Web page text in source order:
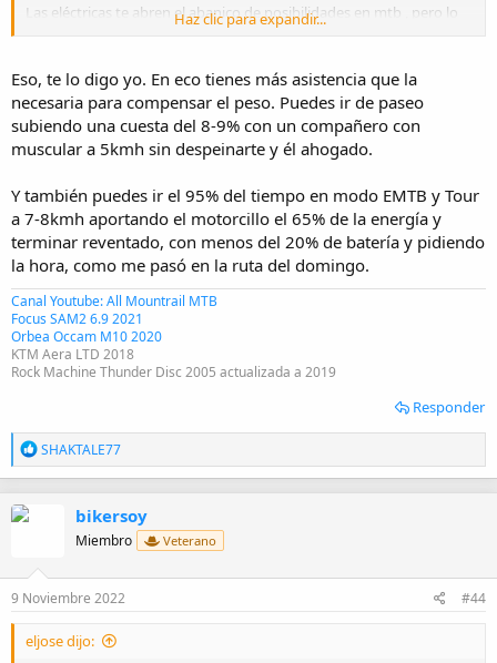
Las eléctricas te abren el abanico de posibilidades en mtb , pero lo
del mismo ejercicio yo tampoco lo compro.
Haz clic para expandir...
Eso, te lo digo yo. En eco tienes más asistencia que la
necesaria para compensar el peso. Puedes ir de paseo
subiendo una cuesta del 8-9% con un compañero con
muscular a 5kmh sin despeinarte y él ahogado.
Y también puedes ir el 95% del tiempo en modo EMTB y Tour
a 7-8kmh aportando el motorcillo el 65% de la energía y
terminar reventado, con menos del 20% de batería y pidiendo
la hora, como me pasó en la ruta del domingo.
Canal Youtube: All Mountrail MTB
Focus SAM2 6.9 2021
Orbea Occam M10 2020
KTM Aera LTD 2018
Rock Machine Thunder Disc 2005 actualizada a 2019
Responder
R
e
a
n
s
SHAKTALE77
bikersoy
Miembro Veterano
9 Noviembre 2022 #44
eljose dijo: